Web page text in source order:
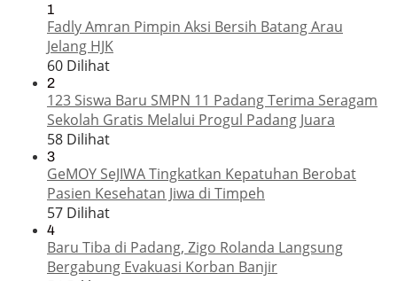
1
Fadly Amran Pimpin Aksi Bersih Batang Arau
Jelang HJK
60 Dilihat
2
123 Siswa Baru SMPN 11 Padang Terima Seragam
Sekolah Gratis Melalui Progul Padang Juara
58 Dilihat
3
GeMOY SeJIWA Tingkatkan Kepatuhan Berobat
Pasien Kesehatan Jiwa di Timpeh
57 Dilihat
4
Baru Tiba di Padang, Zigo Rolanda Langsung
Bergabung Evakuasi Korban Banjir